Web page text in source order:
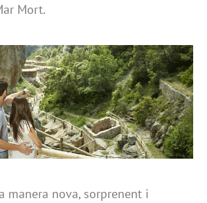
Mort.
manera nova, sorprenent i